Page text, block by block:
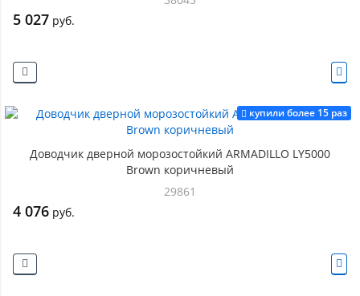
5 027 руб.
купили более 15 раз
Доводчик дверной морозостойкий ARMADILLO LY5000
Brown коричневый
29861
4 076 руб.